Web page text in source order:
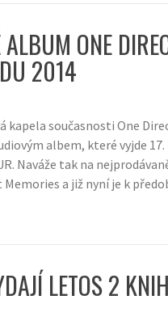
ONE
2014
kapela současnosti One
albem, které vyjde 17.
Naváže tak na
a již nyní je k
LETOS 2